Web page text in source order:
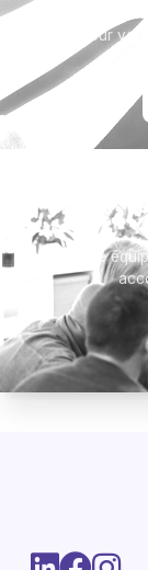
Informations
Toutes nos
pour
Notre